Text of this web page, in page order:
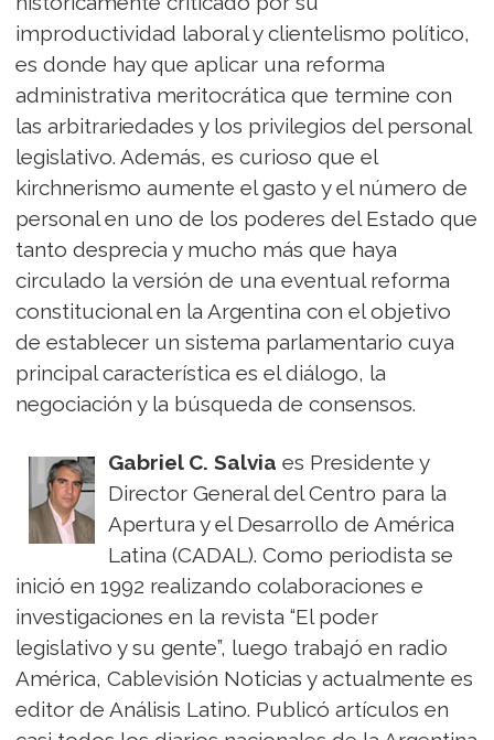
improductividad laboral y clientelismo político,
es donde hay que aplicar una reforma
administrativa meritocrática que termine con
las arbitrariedades y los privilegios del personal
legislativo. Además, es curioso que el
kirchnerismo aumente el gasto y el número de
personal en uno de los poderes del Estado que
tanto desprecia y mucho más que haya
circulado la versión de una eventual reforma
constitucional en la Argentina con el objetivo
de establecer un sistema parlamentario cuya
principal característica es el diálogo, la
negociación y la búsqueda de consensos.
Gabriel C. Salvia es Presidente y
Director General del Centro para la
Apertura y el Desarrollo de América
Latina (CADAL). Como periodista se
inició en 1992 realizando colaboraciones e
investigaciones en la revista “El poder
legislativo y su gente”, luego trabajó en radio
América, Cablevisión Noticias y actualmente es
editor de Análisis Latino. Publicó artículos en